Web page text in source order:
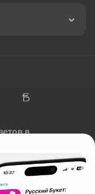
в
«Технология»